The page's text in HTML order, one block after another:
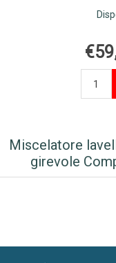
Miscelatore
girevole